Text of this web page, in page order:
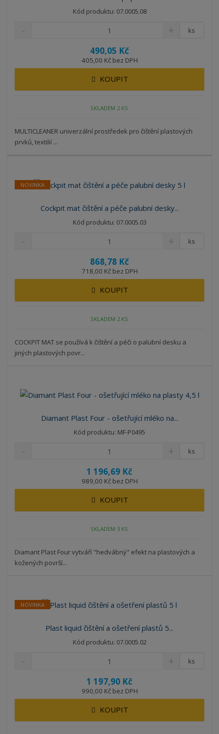
Kód produktu: 07.0005.08
490,05 Kč
405,00 Kč bez DPH
ks
KOUPIT
SKLADEM 2 KS
MULTICLEANER univerzální prostředek pro čištění plastových
prvků, textilií ...
NOVINKA
Cockpit mat čištění a péče palubní desky...
Kód produktu: 07.0005.03
868,78 Kč
718,00 Kč bez DPH
ks
KOUPIT
SKLADEM 2 KS
COCKPIT MAT se používá k čištění a péči o palubní desku a
jiných plastových povr...
Diamant Plast Four - ošetřující mléko na...
Kód produktu: MF-P0495
1 196,69 Kč
989,00 Kč bez DPH
ks
KOUPIT
SKLADEM 3 KS
Diamant Plast Four vytváří "hedvábný" efekt na plastových a
kožených površí...
NOVINKA
Plast liquid čištění a ošetření plastů 5...
Kód produktu: 07.0005.02
1 197,90 Kč
990,00 Kč bez DPH
ks
KOUPIT